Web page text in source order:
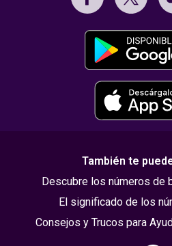
También te
Descubre los números de
El significado de los
Consejos y Trucos para